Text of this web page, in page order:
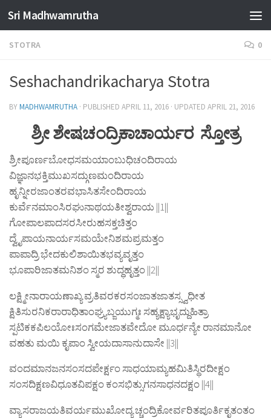
Skip to content
Sri Madhwamrutha
STOTRA 0
Seshachandrikacharya Stotra
BYMADHWAMRUTHA · PUBLISHED APRIL 11, 2016 · UPDATED APRIL 21, 2016
ಶ್ರೀ ಶೇಷಚಂದ್ರಿಕಾಚಾರ್ಯರ ಸ್ತೋತ್ರ
ಶ್ರೀಪೂರ್ಣಬೋಧಸಮಯಾಂಬುಧಿಚಂದಿರಾಯ
ವಿಜ್ಞಾನಭಕ್ತಿಮುಖಸದ್ಗುಣಮಂದಿರಾಯ
ಹೃನ್ನೀರಜಾಂತರವಭಾಸಿತಸೇಂದಿರಾಯ
ಕುರ್ವೆನಮಾಂಸಿರಘುನಾಥಯತೀಶ್ವರಾಯ ||1||
ಗೋಪಾಲಪಾದಸರಸೀರುಹಸಕ್ತಚಿತ್ತಂ
ದ್ವೈಪಾಯನಾರ್ಯಸಮಯೇನಿಶಮಪ್ರಮತ್ತಂ
ಪಾಪಾದ್ರಿ ಭೇದಕುಲಿಶಾಯಿತಭವ್ಯವೃತ್ತಂ
ಭೂಪಾರಿಜಾತಮನಿಶಂ ಸ್ಮರ ಶುದ್ಧಹೃತ್ತಂ ||2||
ಲಕ್ಷ್ಮೀನಾರಾಯಣಾಖ್ಯ ವ್ರತಿವರಕರಸಂಜಾತಜಾತಸ್ಸ್ವಧೀತ
ಕ್ಷಿತಿಸುರನಿಕರಾರಾಧಿತಾಂಘ್ರ್ಯಬ್ಜಯುಗ್ಮಃ ಸಹ್ಯಕ್ಷ್ಯಾಭೃದ್ದುಹಿತ್ರಾ
ಸ್ಪಟಿಕಕಪಿಲಯೋಃಸಂಗಮೇಜಾತವೇದೋ ಮೂರ್ಧನ್ಯೇ ರಾನಮಾನೋ
ವಹತು ಮಯಿ ಕೃಪಾಂ ಸ್ವೀಯದಾಸಾನುದಾಸೇ ||3||
ವಂದಮಾನಜನಸಂಸದಪೇರ್ಕ್ಷಂ ಸಾಧಯಾಮ್ಯಹಮಿತಿಸ್ಥಿರದೀಕ್ಷಂ
ಸಂಸದಿಕ್ಷಣವಿಧೂತವಿಪಕ್ಷಂ ಕಂಸಭಿತ್ಸುಗನಸಾಧನದಕ್ಷಂ ||4||
ವ್ಯಾಸರಾಜಯತಿವರ್ಯಮುಖೋದ್ಯ ಚ್ಚಂದ್ರಿಕೋರ್ವರಿತಪೂರ್ತಿಕೃತಂತಂ